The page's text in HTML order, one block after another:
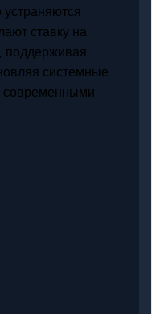
ставку на
поддерживая
системные
современными